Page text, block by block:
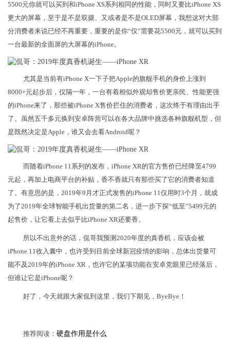
5500元你就可以买到和iPhone XS系列相同的性能，同时又要比iPhone XS
更大的屏幕，至于是不是双摄、又或者是不是OLED屏幕，我想这对大部
分消费者来说已经不再重要，重要的是你“仅”需要花5500元，就可以买到
一台最新的全面屏的大屏幕的iPhone。
尤其是当前有iPhone X一下子把Apple的旗舰手机的身价上涨到
8000+元起步后，仅隔一年，一台有着相似外观却售价更亲民、性能更强
的iPhone来了，那些被iPhone X售价拦住的消费者，这次终于有理由出手
了。虽然五千多元换到安卓阵营可以在各大品牌中挑选各种旗舰机型，但
是既然决定是Apple，谁又会去看Android呢？
而随着iPhone 11系列的发布，iPhone XR的官方售价已经降至4799
元起，再加上电商平台的补贴，香不香就只有那些买了它的消费者知道
了。有意思的是，2019年9月才正式发售的iPhone 11仅用时3个月，就成
为了2019年全球智能手机出货量的第二名，进一步下探“低至”5499元的
起售价，让它看上去似乎比iPhone XR还要香。
所以不出意外的话，侃哥我预测2020年度的真香机，应该会被
iPhone 11收入囊中，也许受到目前全球新冠疫情的影响，总体出货量可
能不及2019年的iPhone XR，也许它的某项功能在安卓党眼里已经落后，
但谁让它是iPhone呢？
好了，今天就跟大家侃到这里，我们下期见，ByeBye！
推荐阅读： 硬盘作用是什么